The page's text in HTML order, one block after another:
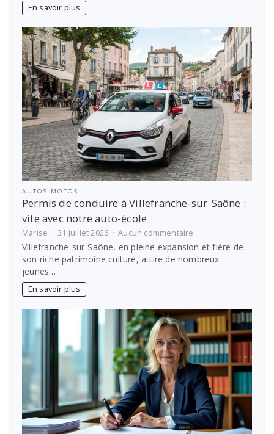
options
financer
études
étudiantes
En savoir plus
AUTOS MOTOS
Permis de conduire à Villefranche-sur-Saône :
vite avec notre auto-école
Marise 31 juillet 2026 Aucun commentaire
Permis
de
conduire
:
vite
avec
notre
auto-
école
Villefranche-sur-Saône, en pleine expansion et fière de
son riche patrimoine culture, attire de nombreux
jeunes…
En savoir plus